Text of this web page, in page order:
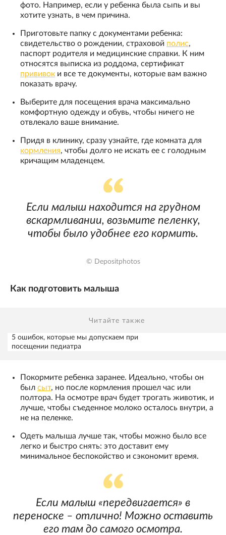
фото. Например, если у ребенка была сыпь и вы
хотите узнать, в чем причина.
Приготовьте папку с документами ребенка:
свидетельство о рождении, страховой полис,
паспорт родителя и медицинские справки. К ним
относятся выписка из роддома, сертификат
прививок и все те документы, которые вам важно
показать врачу.
Выберите для посещения врача максимально
комфортную одежду и обувь, чтобы ничего не
отвлекало ваше внимание.
Придя в клинику, сразу узнайте, где комната для
кормления, чтобы долго не искать ее с голодным
кричащим младенцем.
Если малыш находится на грудном
вскармливании, возьмите пеленку,
чтобы было удобнее его кормить.
© Depositphotos
Как подготовить малыша
Читайте также
5 ошибок, которые мы допускаем при
посещении педиатра
Покормите ребенка заранее. Идеально, чтобы он
был сыт, но после кормления прошел час или
полтора. На осмотре врач будет трогать животик, и
лучше, чтобы съеденное молоко осталось внутри, а
не на пеленке.
Одеть малыша лучше так, чтобы можно было все
легко и быстро снять: это доставит ему
минимальное беспокойство и сэкономит время.
Если малыш «передвигается» в
переноске – отлично! Можно оставить
его там до самого осмотра.